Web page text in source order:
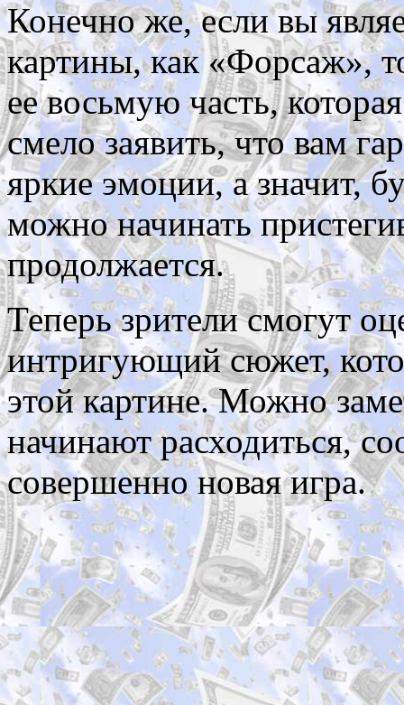
Конечно же, если вы
картины, как «Форсаж»,
ее восьмую часть,
смело заявить, что вам
яркие эмоции, а значит,
можно начинать
продолжается.
Теперь зрители смогут
интригующий сюжет,
этой картине. Можно
начинают расходиться,
совершенно новая игра.